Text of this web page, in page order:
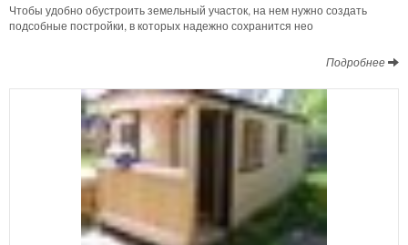
Чтобы удобно обустроить земельный участок, на нем нужно создать
подсобные постройки, в которых надежно сохранится нео
Подробнее